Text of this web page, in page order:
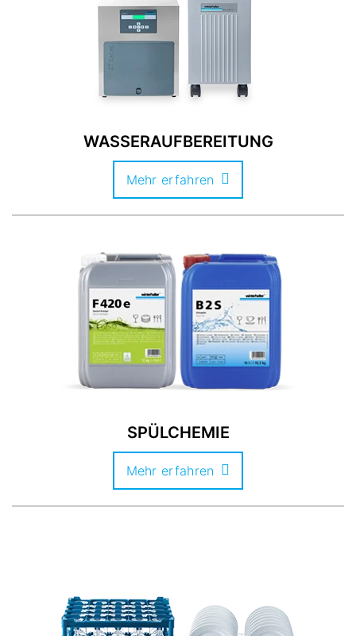
WASSERAUFBEREITUNG
Mehr erfahren
SPÜLCHEMIE
Mehr erfahren